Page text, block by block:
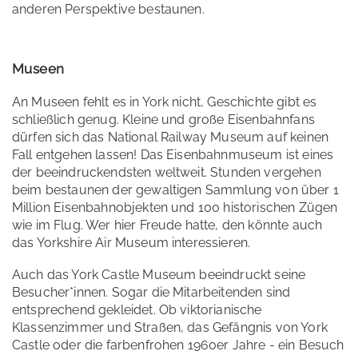
anderen Perspektive bestaunen.
Museen
An Museen fehlt es in York nicht, Geschichte gibt es
schließlich genug. Kleine und große Eisenbahnfans
dürfen sich das National Railway Museum auf keinen
Fall entgehen lassen! Das Eisenbahnmuseum ist eines
der beeindruckendsten weltweit. Stunden vergehen
beim bestaunen der gewaltigen Sammlung von über 1
Million Eisenbahnobjekten und 100 historischen Zügen
wie im Flug. Wer hier Freude hatte, den könnte auch
das Yorkshire Air Museum interessieren.
Auch das York Castle Museum beeindruckt seine
Besucher*innen. Sogar die Mitarbeitenden sind
entsprechend gekleidet. Ob viktorianische
Klassenzimmer und Straßen, das Gefängnis von York
Castle oder die farbenfrohen 1960er Jahre - ein Besuch